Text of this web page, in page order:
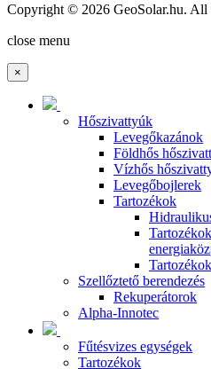
Copyright © 2026 GeoSolar.hu. All
close menu
×
Hőszivattyúk
Levegőkazánok
Földhős
Vízhős
Levegőbojlerek
Tartozékok
Szellőztető berendezés
Rekuperátorok
Alpha-Innotec
Fűtésvizes egységek
Tartozékok